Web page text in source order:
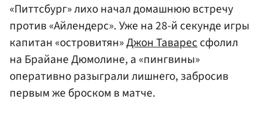
«Питтсбург» лихо начал домашнюю встречу
против «Айлендерс». Уже на 28-й секунде игры
капитан «островитян»Джон Таварессфолил
на Брайане Дюмолине, а «пингвины»
оперативно разыграли лишнего, забросив
первым же броском в матче.